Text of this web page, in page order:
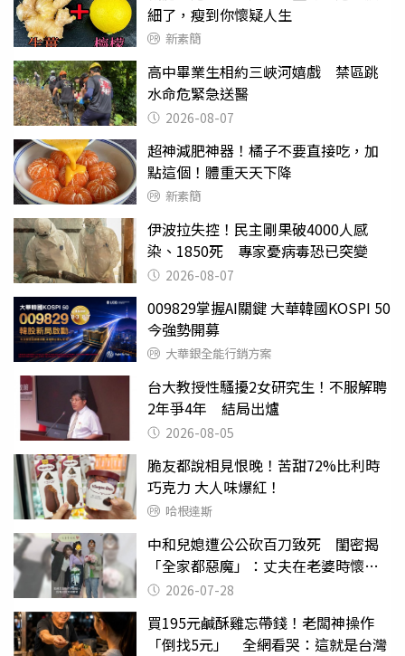
細了，瘦到你懷疑人生
新素簡
高中畢業生相約三峽河嬉戲 禁區跳
水命危緊急送醫
2026-08-07
超神減肥神器！橘子不要直接吃，加
點這個！體重天天下降
新素簡
伊波拉失控！民主剛果破4000人感
染、1850死 專家憂病毒恐已突變
2026-08-07
009829掌握AI關鍵 大華韓國KOSPI 50
今強勢開募
大華銀全能行銷方案
台大教授性騷擾2女研究生！不服解聘
2年爭4年 結局出爐
2026-08-05
脆友都說相見恨晚！苦甜72%比利時
巧克力 大人味爆紅！
哈根達斯
中和兒媳遭公公砍百刀致死 閨密揭
「全家都惡魔」：丈夫在老婆時懷孕
摔東西
2026-07-28
買195元鹹酥雞忘帶錢！老闆神操作
「倒找5元」 全網看哭：這就是台灣